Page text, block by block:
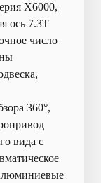
X6000,
ось 7.3Т
число
360°,
вида с